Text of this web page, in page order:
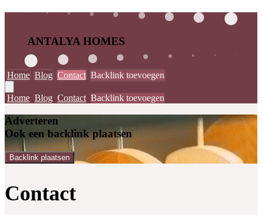
ANTALYA HOMES
Home Blog Contact Backlink toevoegen
Home Blog Contact Backlink toevoegen
Adverteren
Ook een backlink plaatsen
Backlink plaatsen
Contact